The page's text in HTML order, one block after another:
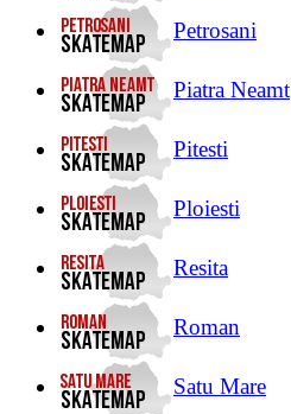
Petrosani
Piatra Neamt
Pitesti
Ploiesti
Resita
Roman
Satu Mare